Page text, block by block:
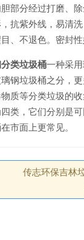
部分经过打磨、
抗紫外线，易清
、不退色。密封性
类垃圾桶一种采
钢垃圾桶之分，
质等分类垃圾的
类，它们分别是
市面上更常见。
传志环保吉林